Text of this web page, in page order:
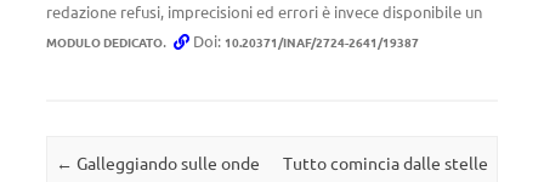
redazione refusi, imprecisioni ed errori è invece disponibile un
MODULO DEDICATO. Doi: 10.20371/INAF/2724-2641/19387
Navigazione articolo
← Galleggiando sulle onde
Tutto comincia dalle stelle